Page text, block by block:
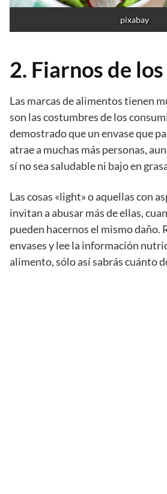
pixabay
2. Fiarnos de
Las marcas de alimentos tienen
son las costumbres de los
demostrado que un envase que
atrae a muchas más personas,
sí no sea saludable ni bajo en
Las cosas «light» o aquellas con
invitan a abusar más de ellas,
pueden hacernos el mismo daño.
envases y lee la información
alimento, sólo así sabrás cuánto